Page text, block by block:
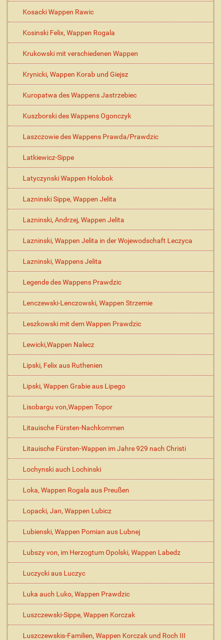
Kosacki Wappen Rawic
Kosinski Felix, Wappen Rogala
Krukowski mit verschiedenen Wappen
Krynicki, Wappen Korab und Giejsz
Kuropatwa des Wappens Jastrzebiec
Kuszborski des Wappens Ogonczyk
Laszczowie des Wappens Prawda/Prawdzic
Latkiewicz-Sippe
Latyczynski Wappen Holobok
Lazninski Sippe, Wappen Jelita
Lazninski, Andrzej, Wappen Jelita
Lazninski, Wappen Jelita in der Wojewodschaft Leczyca
Lazninski, Wappens Jelita
Legende des Wappens Prawdzic
Lenczewski-Lenczowski, Wappen Strzemie
Leszkowski mit dem Wappen Prawdzic
Lewicki,Wappen Nalecz
Lipski, Felix aus Ruthenien
Lipski, Wappen Grabie aus Lipego
Lisobargu von,Wappen Topor
Litauische Fürsten-Nachkommen
Litauische Fürsten-Wappen im Jahre 929 nach Christi
Lochynski auch Lochinski
Loka, Wappen Rogala aus Preußen
Lopacki, Jan, Wappen Lubicz
Lubienski, Wappen Pomian aus Lubnej
Lubszy von, im Herzogtum Opolski, Wappen Labedz
Luczycki aus Luczyc
Luka auch Luko, Wappen Prawdzic
Luszczewski-Sippe, Wappen Korczak
Luszczewskis-Familien, Wappen Korczak und Roch III